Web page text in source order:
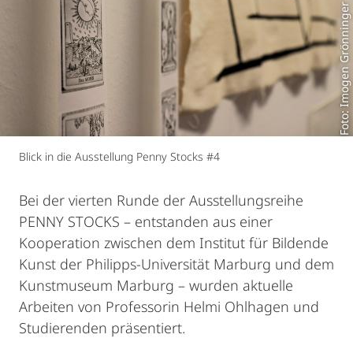
Foto: Imogen Grönninger
Blick in die Ausstellung Penny Stocks #4
Bei der vierten Runde der Ausstellungsreihe
PENNY STOCKS – entstanden aus einer
Kooperation zwischen dem Institut für Bildende
Kunst der Philipps-Universität Marburg und dem
Kunstmuseum Marburg – wurden aktuelle
Arbeiten von Professorin Helmi Ohlhagen und
Studierenden präsentiert.